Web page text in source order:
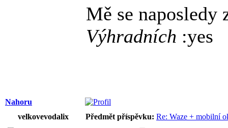
Mě se naposledy
Výhradních :yes
Nahoru
velkovevodalix
Předmět příspěvku: Re: Waze + mobilní